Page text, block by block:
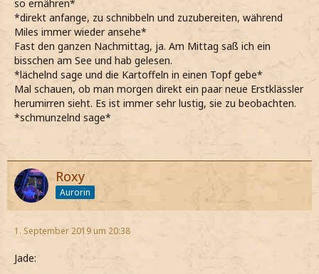
so ernähren*
*direkt anfange, zu schnibbeln und zuzubereiten, während
Miles immer wieder ansehe*
Fast den ganzen Nachmittag, ja. Am Mittag saß ich ein
bisschen am See und hab gelesen.
*lächelnd sage und die Kartoffeln in einen Topf gebe*
Mal schauen, ob man morgen direkt ein paar neue Erstklässler
herumirren sieht. Es ist immer sehr lustig, sie zu beobachten.
*schmunzelnd sage*
Roxy
Aurorin
1. September 2019 um 20:38
Jade: